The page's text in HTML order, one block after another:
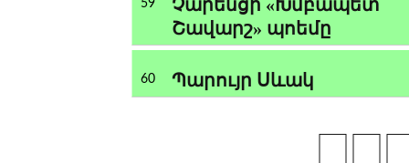
59
Չարենցի «Խմբապետ
Շավարշ» պոեմը
60 Պարույր Սևակ